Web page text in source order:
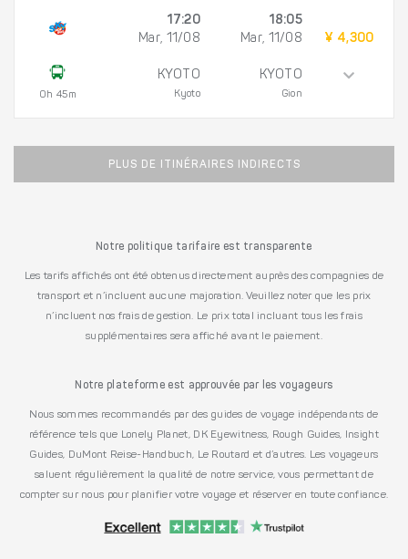
0h 45m
17:20
Mar, 11/08
KYOTO
Kyoto
18:05
Mar, 11/08
KYOTO
Gion
¥ 4,300
PLUS DE ITINÉRAIRES INDIRECTS
Notre politique tarifaire est transparente
Les tarifs affichés ont été obtenus directement auprès des compagnies de
transport et n’incluent aucune majoration. Veuillez noter que les prix
n’incluent nos frais de gestion. Le prix total incluant tous les frais
supplémentaires sera affiché avant le paiement.
Notre plateforme est approuvée par les voyageurs
Nous sommes recommandés par des guides de voyage indépendants de
référence tels que Lonely Planet, DK Eyewitness, Rough Guides, Insight
Guides, DuMont Reise-Handbuch, Le Routard et d’autres. Les voyageurs
saluent régulièrement la qualité de notre service, vous permettant de
compter sur nous pour planifier votre voyage et réserver en toute confiance.